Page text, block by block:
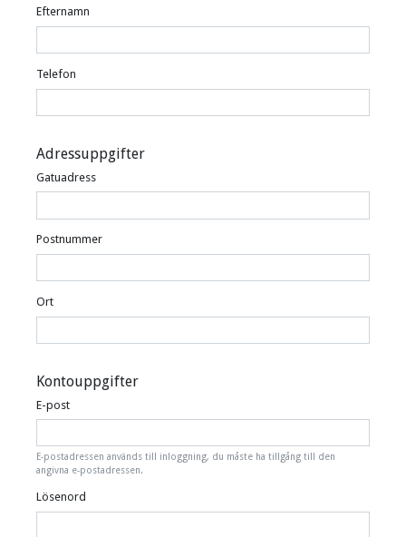
Efternamn
Telefon
Adressuppgifter
Gatuadress
Postnummer
Ort
Kontouppgifter
E-post
E-postadressen används till inloggning, du måste ha tillgång till den
angivna e-postadressen.
Lösenord